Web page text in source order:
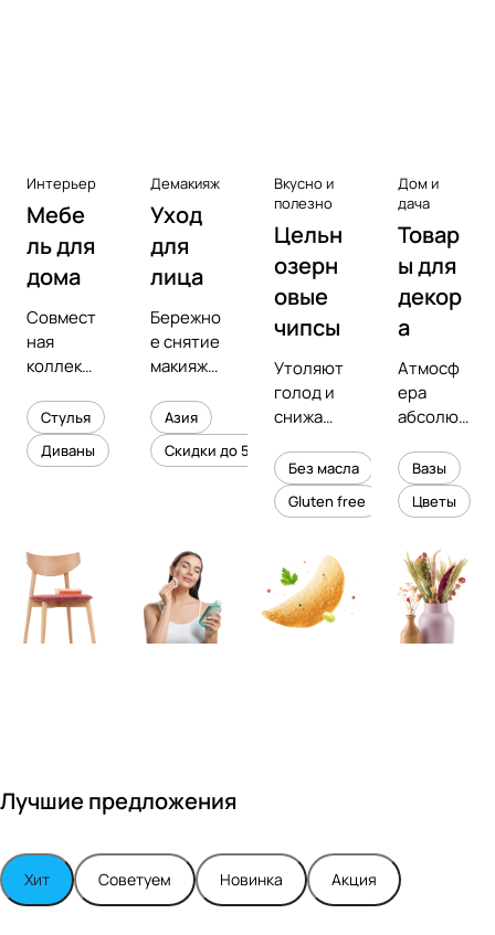
Интерьер
Мебе
ль для
дома
Совмест
ная
коллекц
предмет
ным
дизайне
Турским
Стулья
Диваны
Демакияж
Уход
для
лица
Бережно
е снятие
макияжа
увлажне
ние
кожи
Азия
Скидки до 50%
Вкусно и
полезно
Цельн
озерн
овые
чипсы
Утоляют
голод и
снижают
холесте
рина
Без масла
Gluten free
Дом и
дача
Товар
ы для
декор
а
Атмосф
ера
абсолют
уюта в
вашем
интерье
Вазы
Цветы
Лучшие предложения
Хит Советуем Новинка Акция